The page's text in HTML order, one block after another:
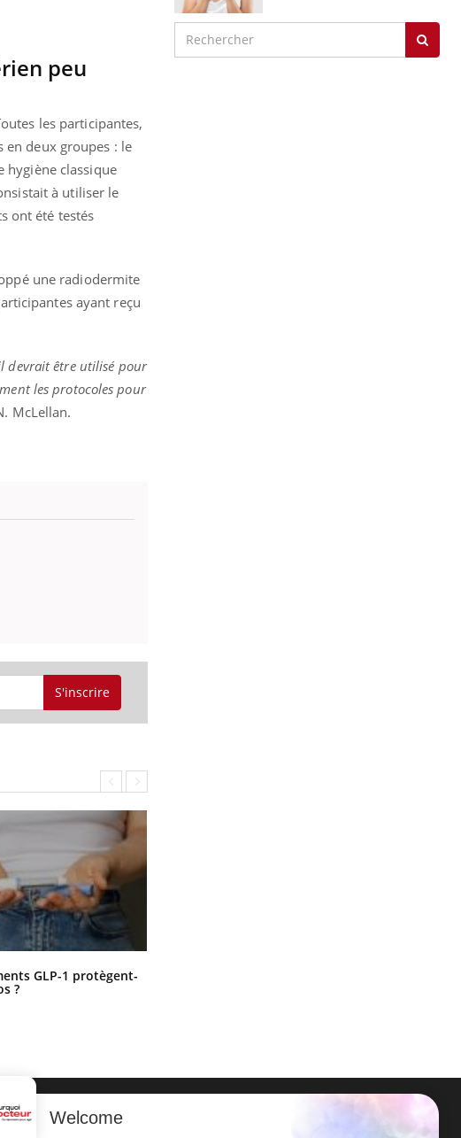
peu
les participantes,
en deux groupes : le
hygiène classique
à utiliser le
ont été testés
une radiodermite
ayant reçu
devrait être utilisé pour
les protocoles pour
McLellan.
S'inscrire
GLP-1 protègent-
?
Welcome